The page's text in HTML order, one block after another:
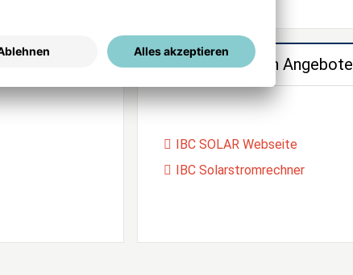
Unsere weiteren Angebote
IBC SOLAR Webseite
IBC Solarstromrechner